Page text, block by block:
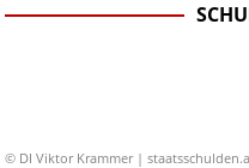
© DI Viktor Krammer |